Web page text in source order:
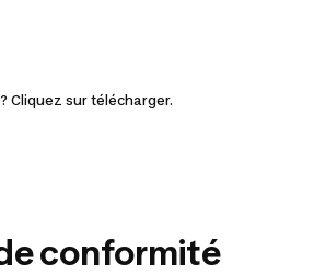
Cliquez sur télécharger.
conformité